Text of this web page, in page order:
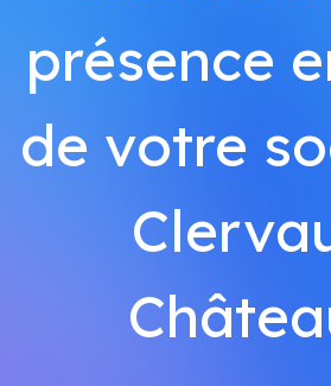
présence
de votre